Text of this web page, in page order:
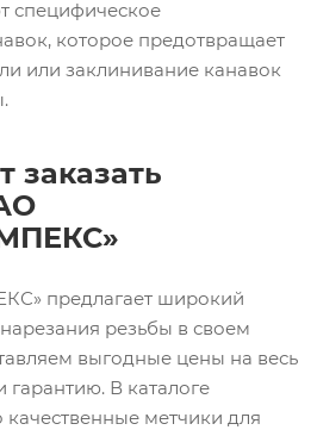
специфическое
которое предотвращает
или заклинивание канавок
заказать
предлагает широкий
резьбы в своем
выгодные цены на весь
гарантию. В каталоге
качественные метчики для